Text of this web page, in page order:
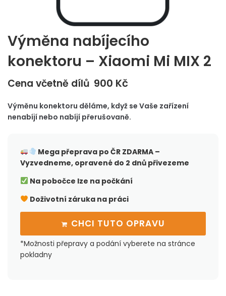
Výměna nabíjecího
konektoru – Xiaomi Mi MIX 2
Cena včetně dílů 900 Kč
Výměnu konektoru děláme, když se Vaše zařízení
nenabíjí nebo nabíjí přerušovaně.
Mega přeprava po ČRZDARMA –
Vyzvedneme, opravené do 2 dnů přivezeme
Na pobočce lze na počkání
Doživotní záruka na práci
CHCI TUTO OPRAVU
*Možnosti přepravy a podání vyberete na stránce
pokladny